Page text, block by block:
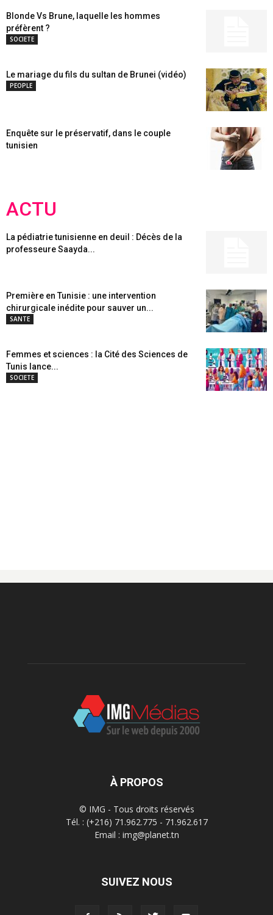
Blonde Vs Brune, laquelle les hommes
préfèrent ?
SOCIETE
Le mariage du fils du sultan de Brunei (vidéo)
PEOPLE
Enquête sur le préservatif, dans le couple
tunisien
ACTU
La pédiatrie tunisienne en deuil : Décès de la
professeure Saayda...
Première en Tunisie : une intervention
chirurgicale inédite pour sauver un...
SANTE
Femmes et sciences : la Cité des Sciences de
Tunis lance...
SOCIETE
À PROPOS
© IMG - Tous droits réservés
Tél. : (+216) 71.962.775 - 71.962.617
Email : img@planet.tn
SUIVEZ NOUS